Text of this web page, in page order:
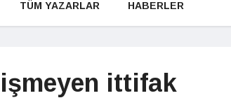
TÜM YAZARLAR HABERLER
ittifak